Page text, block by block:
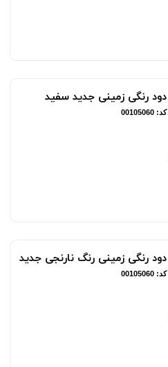
دود رنگی زمینی جدید سفید
کد: 00105060
دود رنگی زمینی رنگ نارنجی جدید
کد: 00105060